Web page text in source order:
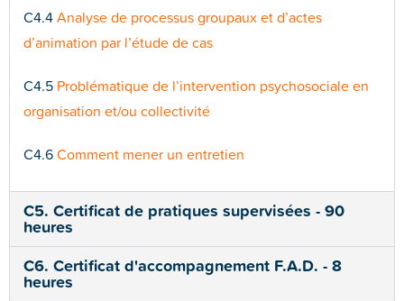
C4.4Analyse de processus groupaux et d’actes
d’animation par l’étude de cas
C4.5 Problématique de l’intervention psychosociale en
organisation et/ou collectivité
C4.6Comment mener un entretien
C5. Certificat de pratiques supervisées - 90
heures
C6. Certificat d'accompagnement F.A.D. - 8
heures